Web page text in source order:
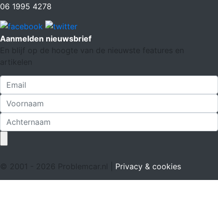
06 1995 4278
Aanmelden nieuwsbrief
En blijf op de hoogte van de nieuwste features en
artikelen
© 2001 - 2026 Problemcar.nl | Privacy & cookies